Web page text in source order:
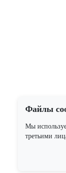
Файлы
Мы
третьими